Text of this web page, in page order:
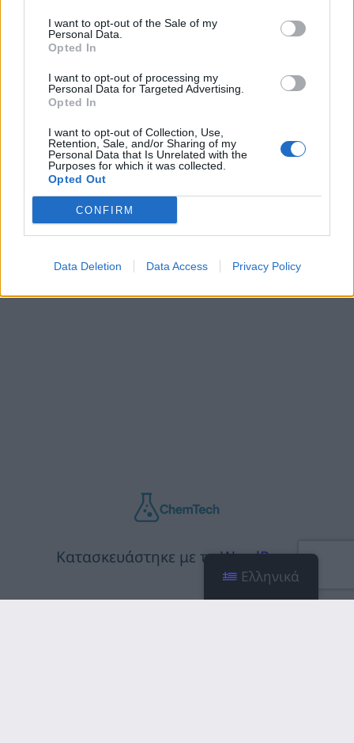
I want to opt-out of the Sale of my
Personal Data.
Opted In
I want to opt-out of processing my
Personal Data for Targeted Advertising.
Opted In
I want to opt-out of Collection, Use,
Retention, Sale, and/or Sharing of my
Personal Data that Is Unrelated with the
Purposes for which it was collected.
Opted Out
CONFIRM
Data Deletion Data Access Privacy Policy
Βασίλης Μουρατίδης
Βιωσιμότητα
Όλες οι
δημοσιεύσεις, Περιβάλλον
Το ΣΕΔΕ 2 (Σύστημα Εμπορίας Δικαιωμάτων
Εκπομπών 2) είναι η νέα φάση του
ευρωπαϊκού καθεστώτος εμπορίας
εκπομπών αερίων του θερμοκηπίου, που
ξεκίνησε την 1η Ιανουαρίου 2025 και
επιβάλλει υποχρεώσεις παρακολούθησης,
αερίων…
Κατασκευάστηκε με τοWordPress
Ελληνικά